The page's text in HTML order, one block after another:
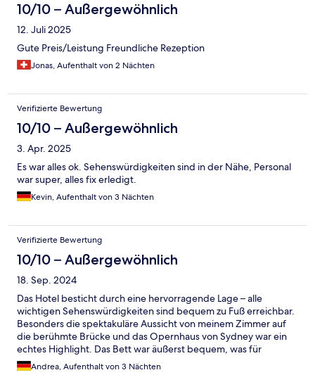
10/10 – Außergewöhnlich
12. Juli 2025
Gute Preis/Leistung Freundliche Rezeption
Jonas, Aufenthalt von 2 Nächten
Verifizierte Bewertung
10/10 – Außergewöhnlich
3. Apr. 2025
Es war alles ok. Sehenswürdigkeiten sind in der Nähe, Personal
war super, alles fix erledigt.
Kevin, Aufenthalt von 3 Nächten
Verifizierte Bewertung
10/10 – Außergewöhnlich
18. Sep. 2024
Das Hotel besticht durch eine hervorragende Lage – alle
wichtigen Sehenswürdigkeiten sind bequem zu Fuß erreichbar.
Besonders die spektakuläre Aussicht von meinem Zimmer auf
die berühmte Brücke und das Opernhaus von Sydney war ein
echtes Highlight. Das Bett war äußerst bequem, was für
erholsame Nächte sorgte, und das WLAN war schnell und
zuverlässig. Ein kleiner Verbesserungspunkt wäre die
Andrea, Aufenthalt von 3 Nächten